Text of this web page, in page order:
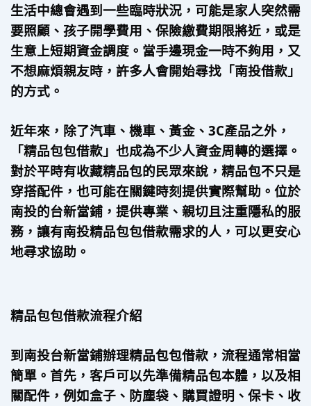
生活中總會遇到一些臨時狀況，可能是家人突然需
要照顧、孩子開學費用、保險繳費期限將近，或是
生意上短期資金調度。當手邊現金一時不夠用，又
不想麻煩親友時，許多人會開始尋找「南投借款」
的方式。
近年來，除了汽車、機車、黃金、3C產品之外，
「精品包包借款」也成為不少人資金周轉的選擇。
對於平時有收藏精品包的民眾來說，精品包不只是
穿搭配件，也可能在關鍵時刻提供實際幫助。位於
南投的台新當鋪，提供專業、親切且注重隱私的服
務，讓有南投精品包包借款需求的人，可以更安心
地尋求協助。
精品包包借款流程介紹
到南投台新當鋪辦理精品包包借款，流程通常相當
簡單。首先，客戶可以先準備精品包本體，以及相
關配件，例如盒子、防塵袋、購買證明、保卡、收